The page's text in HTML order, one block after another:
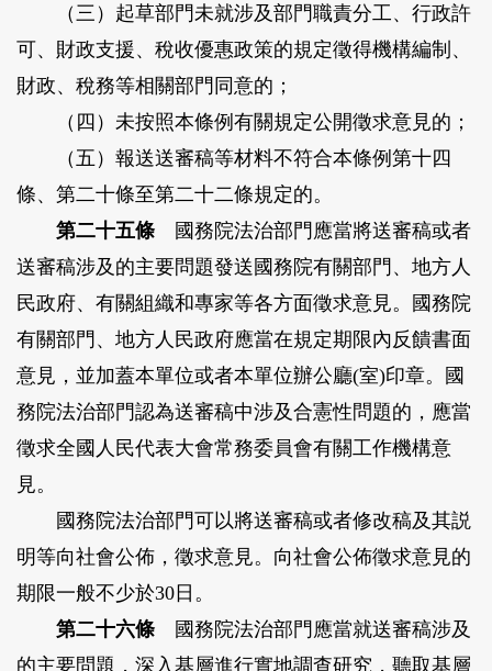
（三）起草部門未就涉及部門職責分工、行政許
可、財政支援、稅收優惠政策的規定徵得機構編制、
財政、稅務等相關部門同意的；
（四）未按照本條例有關規定公開徵求意見的；
（五）報送送審稿等材料不符合本條例第十四
條、第二十條至第二十二條規定的。
第二十五條國務院法治部門應當將送審稿或者
送審稿涉及的主要問題發送國務院有關部門、地方人
民政府、有關組織和專家等各方面徵求意見。國務院
有關部門、地方人民政府應當在規定期限內反饋書面
意見，並加蓋本單位或者本單位辦公廳(室)印章。國
務院法治部門認為送審稿中涉及合憲性問題的，應當
徵求全國人民代表大會常務委員會有關工作機構意
見。
國務院法治部門可以將送審稿或者修改稿及其説
明等向社會公佈，徵求意見。向社會公佈徵求意見的
期限一般不少於30日。
第二十六條國務院法治部門應當就送審稿涉及
的主要問題，深入基層進行實地調查研究，聽取基層